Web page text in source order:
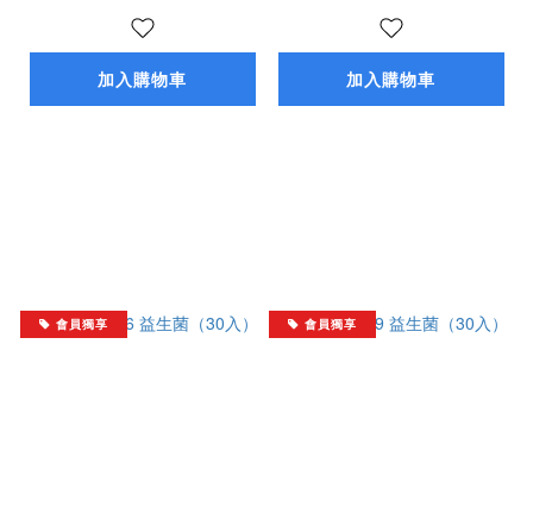
加入購物車 加入購物車
會員獨享 會員獨享